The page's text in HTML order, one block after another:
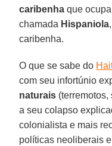
caribenha que
chamada Hispaniola
caribenha.
O que se sabe do
com seu infortúnio
naturais
a seu colapso
colonialista e mais
políticas neoliberais